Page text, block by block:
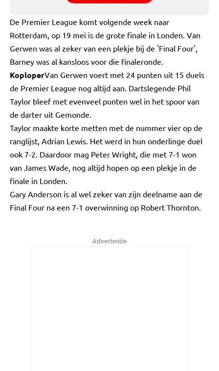
De Premier League komt volgende week naar
Rotterdam, op 19 mei is de grote finale in Londen. Van
Gerwen was al zeker van een plekje bij de 'Final Four',
Barney was al kansloos voor die finaleronde.
KoploperVan Gerwen voert met 24 punten uit 15 duels
de Premier League nog altijd aan. Dartslegende Phil
Taylor bleef met evenveel punten wel in het spoor van
de darter uit Gemonde.
Taylor maakte korte metten met de nummer vier op de
ranglijst, Adrian Lewis. Het werd in hun onderlinge duel
ook 7-2. Daardoor mag Peter Wright, die met 7-1 won
van James Wade, nog altijd hopen op een plekje in de
finale in Londen.
Gary Anderson is al wel zeker van zijn deelname aan de
Final Four na een 7-1 overwinning op Robert Thornton.
Advertentie